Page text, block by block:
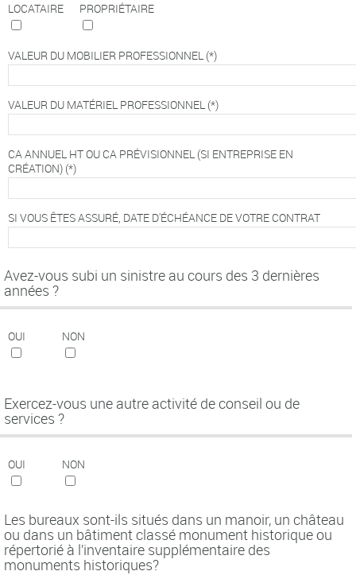
LOCATAIRE PROPRIÉTAIRE
VALEUR DU MOBILIER PROFESSIONNEL (*)
VALEUR DU MATÉRIEL PROFESSIONNEL (*)
CA ANNUEL HT OU CA PRÉVISIONNEL (SI ENTREPRISE EN
CRÉATION) (*)
SI VOUS ÊTES ASSURÉ, DATE D'ÉCHÉANCE DE VOTRE CONTRAT
Avez-vous subi un sinistre au cours des 3 dernières
années ?
OUI NON
Exercez-vous une autre activité de conseil ou de
services ?
OUI NON
Les bureaux sont-ils situés dans un manoir, un château
ou dans un bâtiment classé monument historique ou
répertorié à l’inventaire supplémentaire des
monuments historiques?